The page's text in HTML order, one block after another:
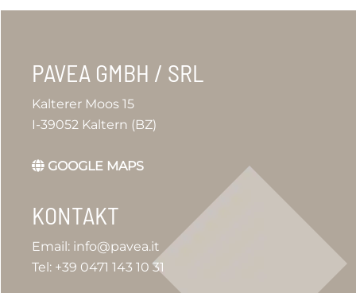
PAVEA GMBH / SRL
Kalterer Moos 15
I-39052 Kaltern (BZ)
GOOGLE MAPS
KONTAKT
Email: info@pavea.it
Tel: +39 0471 143 10 31